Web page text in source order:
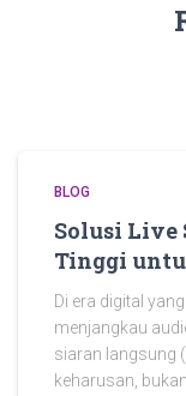
BLOG
Solusi Live
Tinggi
Di era digital
menjangkau
siaran langsung
keharusan,